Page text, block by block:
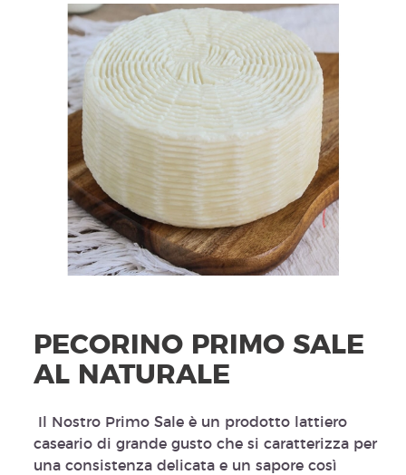
PECORINO PRIMO SALE
AL NATURALE
Il Nostro Primo Sale è un prodotto lattiero
caseario di grande gusto che si caratterizza per
una consistenza delicata e un sapore così